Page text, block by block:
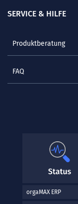
SERVICE & HILFE
Produktberatung
FAQ
orgaMAX ERP